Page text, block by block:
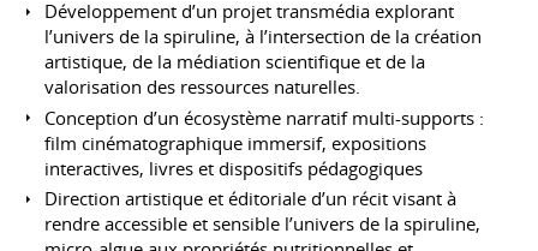
Développement d’un projet transmédia explorant
l’univers de la spiruline, à l’intersection de la création
artistique, de la médiation scientifique et de la
valorisation des ressources naturelles.
Conception d’un écosystème narratif multi-supports :
film cinématographique immersif, expositions
interactives, livres et dispositifs pédagogiques
Direction artistique et éditoriale d’un récit visant à
rendre accessible et sensible l’univers de la spiruline,